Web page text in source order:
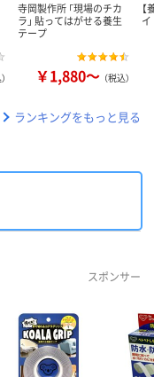
寺岡製作所 「現場のチカ
ラ」 貼ってはがせる養生
テープ
￥1,880～ （税込）
ランキングをもっと見る
スポンサー